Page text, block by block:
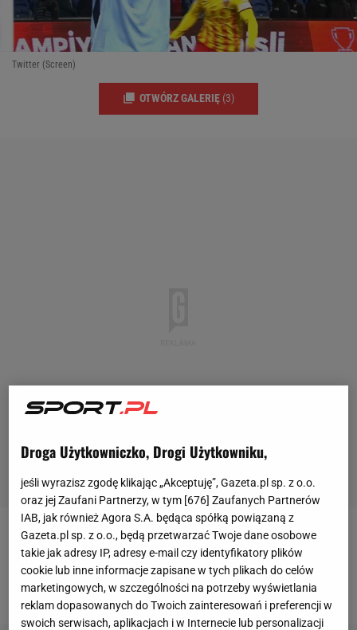
Twitter (Screen)
OTWÓRZ GALERIĘ (3)
Krzysztof Piątek zagrał całe spotkanie, ale jego
zespół był w bardzo trudniej sytuacji niemalże od
początkumeczu.
Droga Użytkowniczko, Drogi Użytkowniku,
jeśli wyrazisz zgodę klikając „Akceptuję”, Gazeta.pl sp. z o.o.
oraz jej Zaufani Partnerzy, w tym [676] Zaufanych Partnerów
IAB, jak również Agora S.A. będąca spółką powiązaną z
Gazeta.pl sp. z o.o., będą przetwarzać Twoje dane osobowe
takie jak adresy IP, adresy e-mail czy identyfikatory plików
cookie lub inne informacje zapisane w tych plikach do celów
marketingowych, w szczególności na potrzeby wyświetlania
reklam dopasowanych do Twoich zainteresowań i preferencji w
swoich serwisach, aplikacjach i w Internecie lub personalizacji